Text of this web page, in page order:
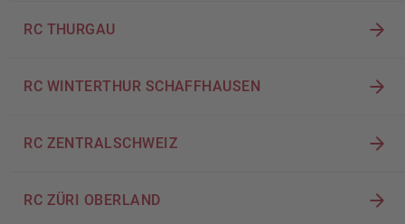
RC THURGAU
RC WINTERTHUR SCHAFFHAUSEN
RC ZENTRALSCHWEIZ
RC ZÜRI OBERLAND